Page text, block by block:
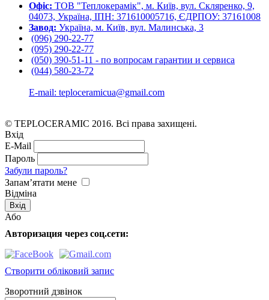
Офіс: ТОВ "Теплокерамік", м. Київ, вул. Скляренко, 9,
04073, Україна, ІПН: 371610005716, ЄДРПОУ: 37161008
Завод: Україна, м. Київ, вул. Малинська, 3
(096) 290-22-77
(095) 290-22-77
(050) 390-51-11 - по вопросам гарантии и cервиса
(044) 580-23-72
E-mail: teploceramicua@gmail.com
© TEPLOCERAMIC 2016. Всі права захищені.
Вхід
E-Mail
Пароль
Забули пароль?
Запам’ятати мене
Відміна
Або
Авторизация через соц.сети:
Створити обліковий запис
Зворотний дзвінок